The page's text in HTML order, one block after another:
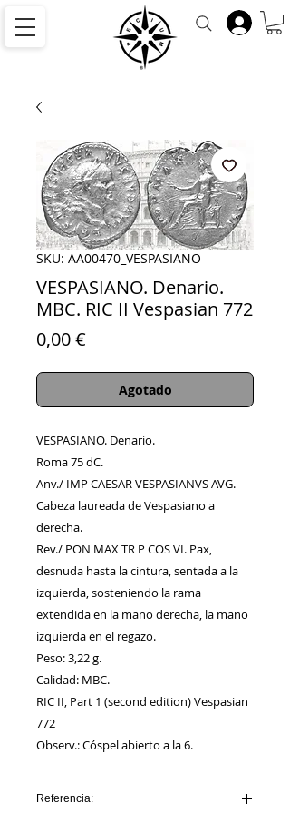
SKU: AA00470_VESPASIANO
VESPASIANO. Denario.
MBC. RIC II Vespasian 772
0,00 €
Agotado
VESPASIANO. Denario.
Roma 75 dC.
Anv./ IMP CAESAR VESPASIANVS AVG.
Cabeza laureada de Vespasiano a
derecha.
Rev./ PON MAX TR P COS VI. Pax,
desnuda hasta la cintura, sentada a la
izquierda, sosteniendo la rama
extendida en la mano derecha, la mano
izquierda en el regazo.
Peso: 3,22 g.
Calidad: MBC.
RIC II, Part 1 (second edition) Vespasian
772
Observ.: Cóspel abierto a la 6.
Referencia: